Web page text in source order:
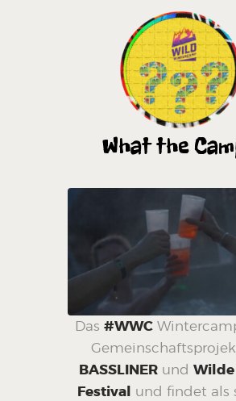
What the
Das #WWC
BASSLINER und
Festival und findet als